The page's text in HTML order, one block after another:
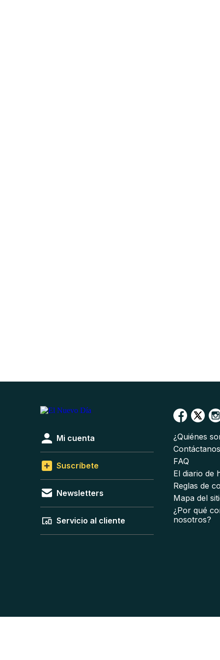
Mi cuenta
Suscríbete
Newsletters
Servicio al cliente
¿Quiénes
Contáctanos
FAQ
El diario de
Reglas de
Mapa del
¿Por qué
nosotros?